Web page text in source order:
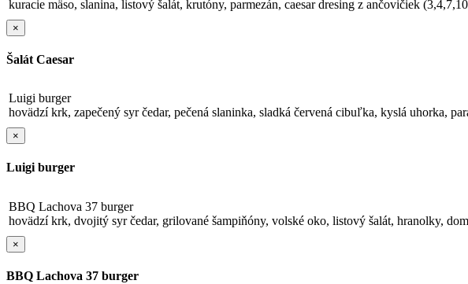
kuracie mäso, slanina, listový šalát, krutóny, parmezán, caesar dresing z ančovičiek
×
Šalát Caesar
Luigi burger
hovädzí krk, zapečený syr čedar, pečená slaninka, sladká červená cibuľka, kyslá uhorka,
×
Luigi burger
BBQ Lachova 37 burger
hovädzí krk, dvojitý syr čedar, grilované šampiňóny, volské oko, listový šalát, hranolky,
×
BBQ Lachova 37 burger